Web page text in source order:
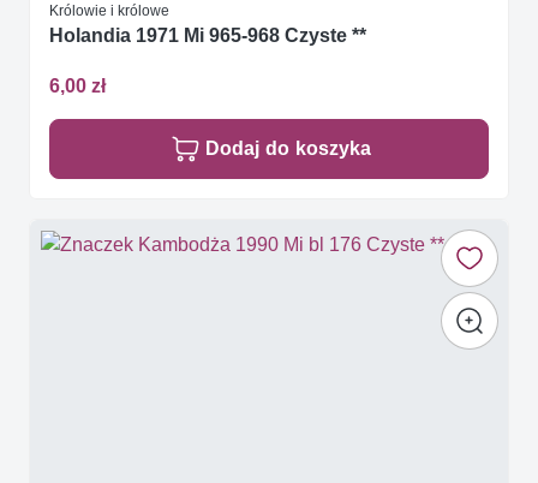
Królowie i królowe
Holandia 1971 Mi 965-968 Czyste **
6,00 zł
Dodaj do koszyka